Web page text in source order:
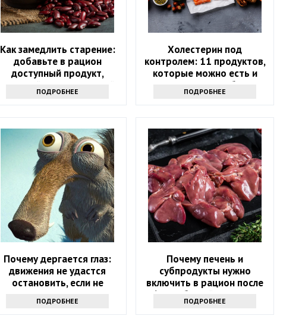
Как замедлить старение:
добавьте в рацион
доступный продукт,
который есть на каждой
кухне
ПОДРОБНЕЕ
Холестерин под
контролем: 11 продуктов,
которые можно есть и
которых стоит избегать
ПОДРОБНЕЕ
Почему дергается глаз:
движения не удастся
остановить, если не
ПОДРОБНЕЕ
Почему печень и
субпродукты нужно
включить в рацион после
60? Забытый источник
силы
ПОДРОБНЕЕ